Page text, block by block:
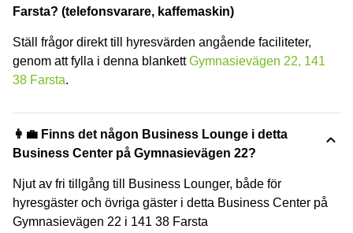
Farsta? (telefonsvarare, kaffemaskin)
Ställ frågor direkt till hyresvärden angående faciliteter,
genom att fylla i denna blankettGymnasievägen 22, 141
38 Farsta.
👩‍💼 Finns det någon Business Lounge i detta
Business Center på Gymnasievägen 22?
Njut av fri tillgång till Business Lounger, både för
hyresgäster och övriga gäster i detta Business Center på
Gymnasievägen 22 i 141 38 Farsta